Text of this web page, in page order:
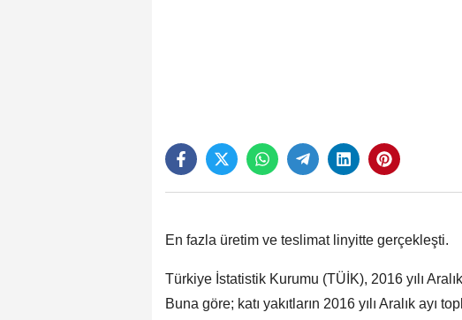
En fazla üretim ve teslimat linyitte gerçekleşti.
Türkiye İstatistik Kurumu (TÜİK), 2016 yılı
Buna göre; katı yakıtların 2016 yılı Aralık ayı